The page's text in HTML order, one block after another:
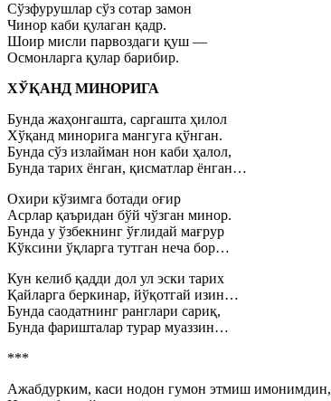
Сўзфурушлар сўз сотар замон
Чинор каби қулаган қадр.
Шоир мисли парвоздаги қуш —
Осмонларга қулар барибир.
ХЎҚАНД МИНОРИГА
Бунда жаҳонгашта, саргашта ҳилол
Хўқанд минорига мангуга қўнган.
Бунда сўз излайман нон каби ҳалол,
Бунда тарих ёнган, қисматлар ёнган…
Охири кўзимга ботади оғир
Асрлар қаъридан бўй чўзган минор.
Бунда у ўзбекнинг ўғлидай мағрур
Кўксини ўқларга тутган неча бор…
Кун келиб қадди дол ул эски тарих
Қайларга беркинар, йўқотгай изин…
Бунда саодатнинг ранглари сариқ,
Бунда фаришталар турар муаззин…
***
Ажабдурким, каси нодон гумон этмиш имонимдин,